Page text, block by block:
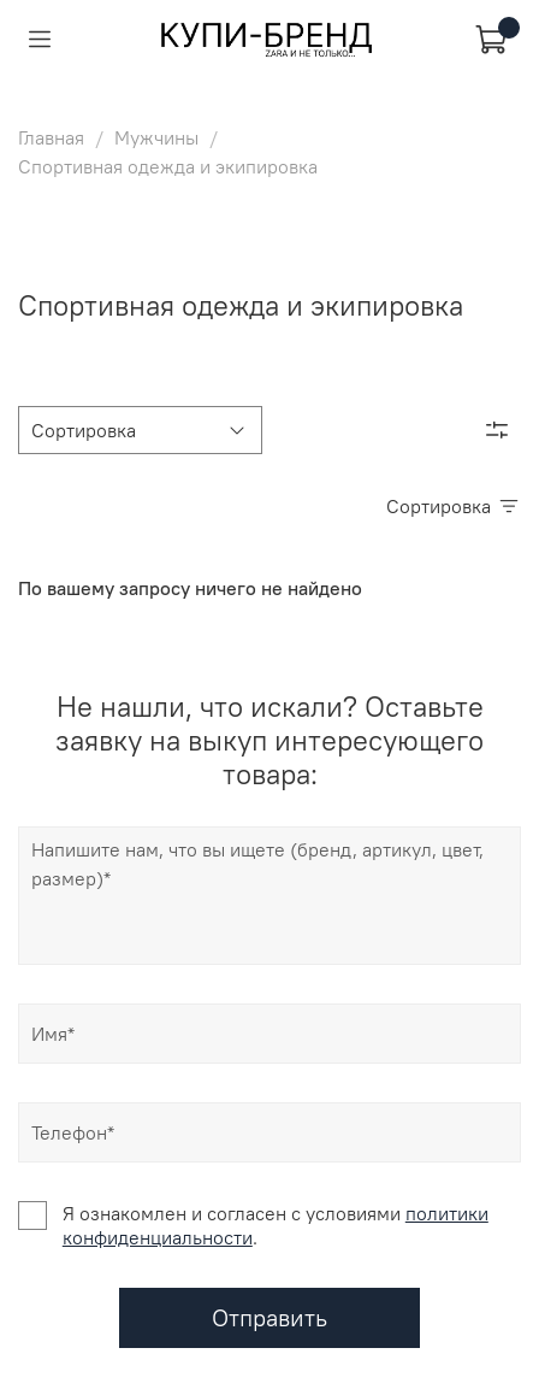
Главная
Мужчины
Спортивная одежда и экипировка
Спортивная одежда и экипировка
Сортировка
По вашему запросу ничего не найдено
Не нашли, что искали? Оставьте
заявку на выкуп интересующего
товара:
Я ознакомлен и согласен c условиями политики
конфиденциальности.
Отправить